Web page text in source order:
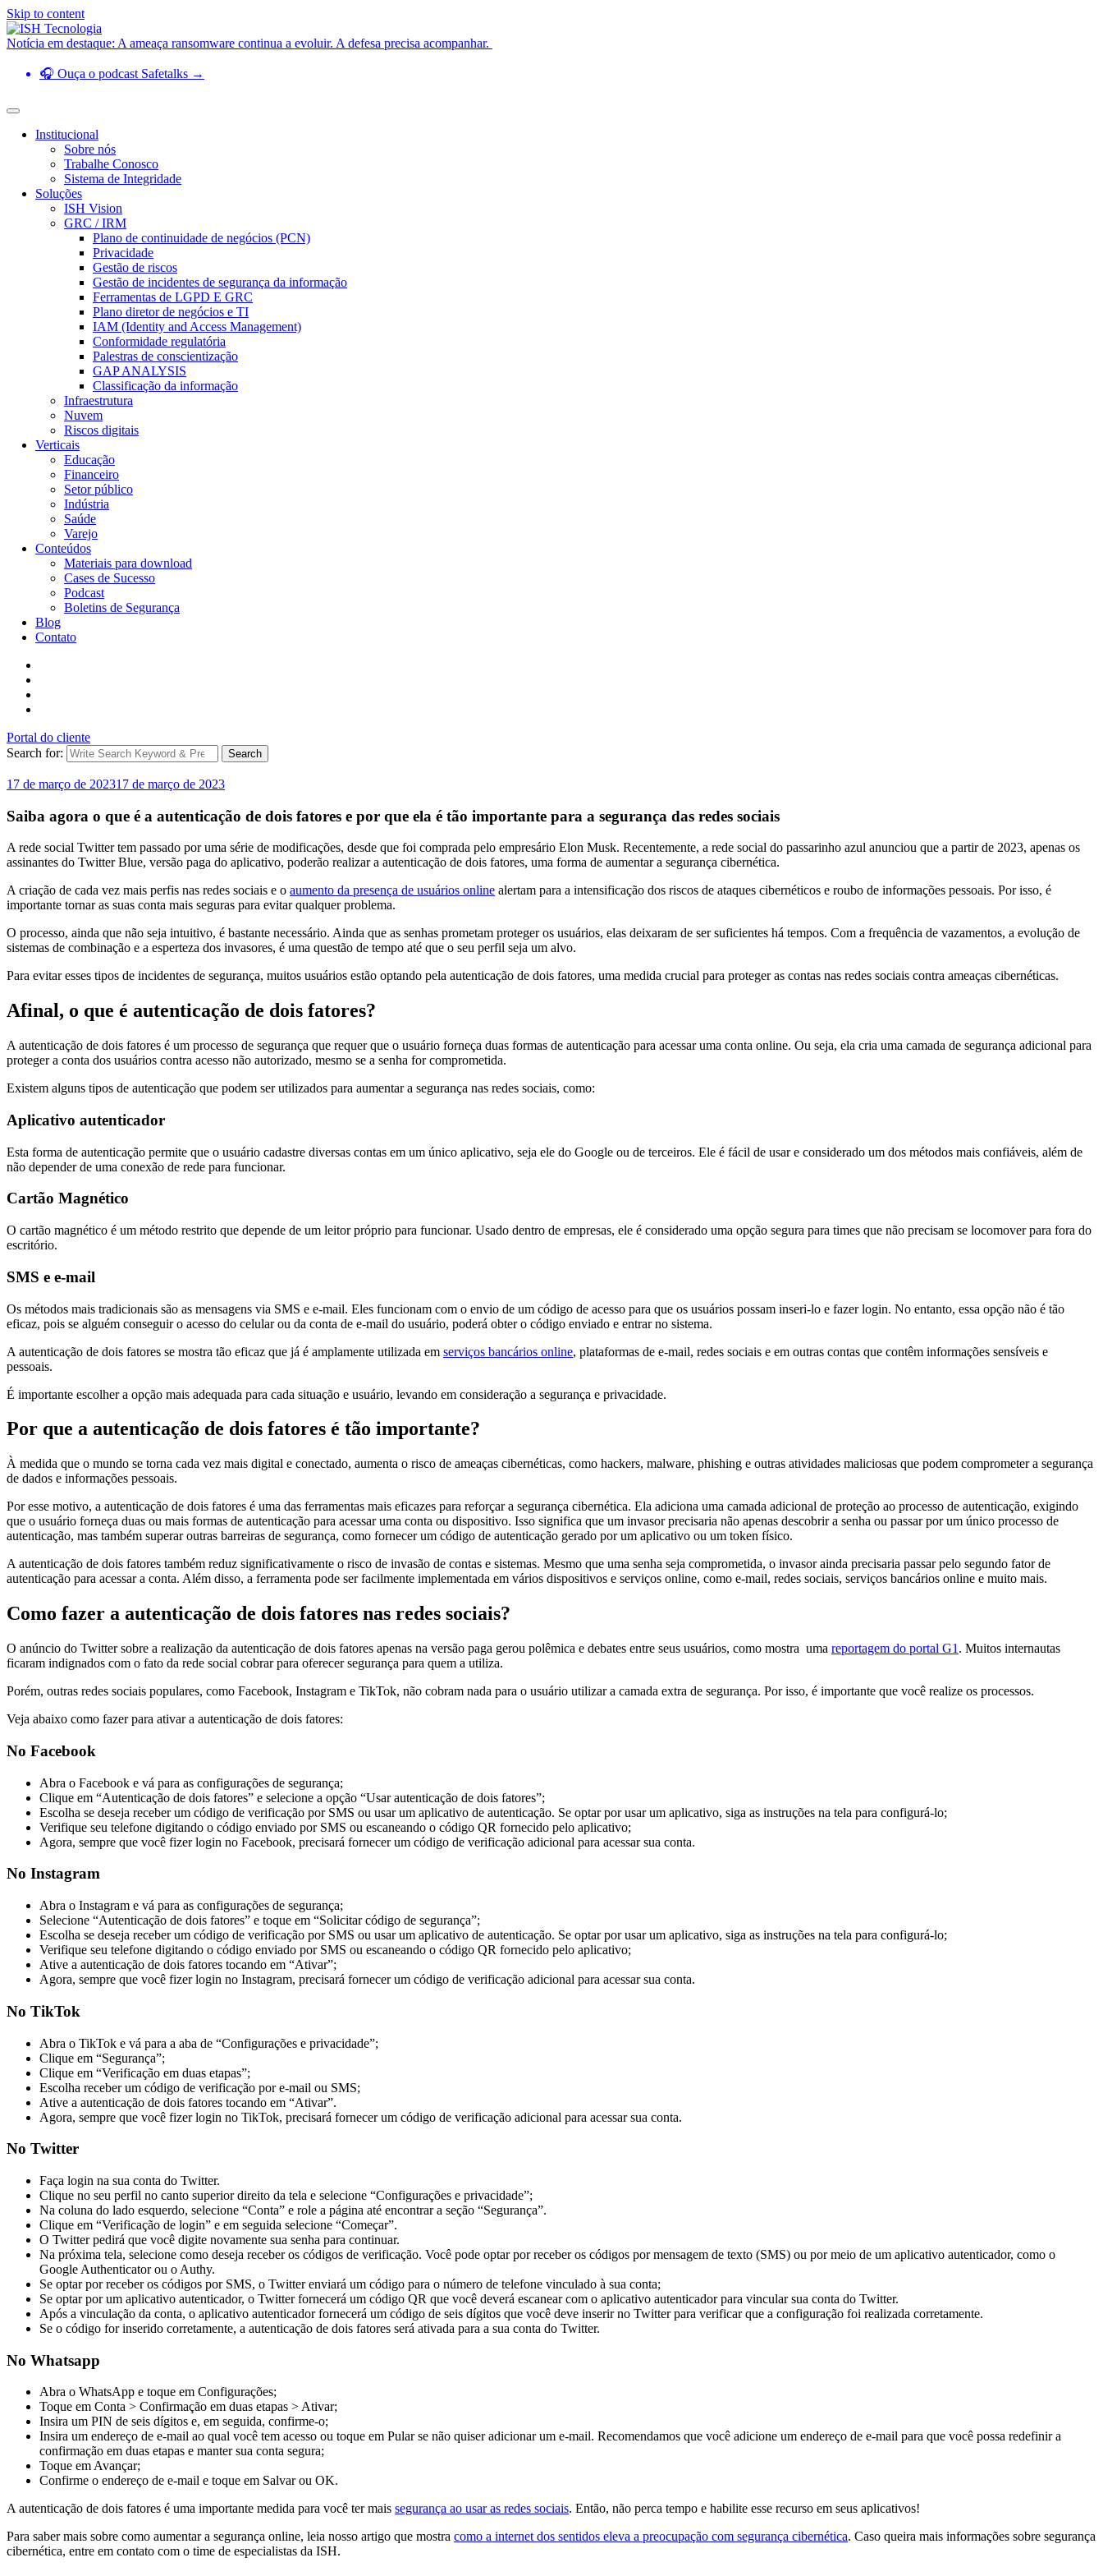
Skip to content
Notícia em destaque: A ameaça ransomware continua a evoluir. A defesa precisa acompanhar.
🎧 Ouça o podcast Safetalks →
Institucional
Sobre nós
Trabalhe Conosco
Sistema de Integridade
Soluções
ISH Vision
GRC / IRM
Plano de continuidade de negócios (PCN)
Privacidade
Gestão de riscos
Gestão de incidentes de segurança da informação
Ferramentas de LGPD E GRC
Plano diretor de negócios e TI
IAM (Identity and Access Management)
Conformidade regulatória
Palestras de conscientização
GAP ANALYSIS
Classificação da informação
Infraestrutura
Nuvem
Riscos digitais
Verticais
Educação
Financeiro
Setor público
Indústria
Saúde
Varejo
Conteúdos
Materiais para download
Cases de Sucesso
Podcast
Boletins de Segurança
Blog
Contato
Portal do cliente
Search for:
Search
17 de março de 202317 de março de 2023
Saiba agora o que é a autenticação de dois fatores e por que ela é tão importante para a segurança das redes sociais
A rede social Twitter tem passado por uma série de modificações, desde que foi comprada pelo empresário Elon Musk. Recentemente, a rede social do passarinho azul anunciou que a partir de 2023, apenas os
assinantes do Twitter Blue, versão paga do aplicativo, poderão realizar a autenticação de dois fatores, uma forma de aumentar a segurança cibernética.
A criação de cada vez mais perfis nas redes sociais e o aumento da presença de usuários online alertam para a intensificação dos riscos de ataques cibernéticos e roubo de informações pessoais. Por isso, é
importante tornar as suas conta mais seguras para evitar qualquer problema.
O processo, ainda que não seja intuitivo, é bastante necessário. Ainda que as senhas prometam proteger os usuários, elas deixaram de ser suficientes há tempos. Com a frequência de vazamentos, a evolução de
sistemas de combinação e a esperteza dos invasores, é uma questão de tempo até que o seu perfil seja um alvo.
Para evitar esses tipos de incidentes de segurança, muitos usuários estão optando pela autenticação de dois fatores, uma medida crucial para proteger as contas nas redes sociais contra ameaças cibernéticas.
Afinal, o que é autenticação de dois fatores?
A autenticação de dois fatores é um processo de segurança que requer que o usuário forneça duas formas de autenticação para acessar uma conta online. Ou seja, ela cria uma camada de segurança adicional para
proteger a conta dos usuários contra acesso não autorizado, mesmo se a senha for comprometida.
Existem alguns tipos de autenticação que podem ser utilizados para aumentar a segurança nas redes sociais, como:
Aplicativo autenticador
Esta forma de autenticação permite que o usuário cadastre diversas contas em um único aplicativo, seja ele do Google ou de terceiros. Ele é fácil de usar e considerado um dos métodos mais confiáveis, além de
não depender de uma conexão de rede para funcionar.
Cartão Magnético
O cartão magnético é um método restrito que depende de um leitor próprio para funcionar. Usado dentro de empresas, ele é considerado uma opção segura para times que não precisam se locomover para fora do
escritório.
SMS e e-mail
Os métodos mais tradicionais são as mensagens via SMS e e-mail. Eles funcionam com o envio de um código de acesso para que os usuários possam inseri-lo e fazer login. No entanto, essa opção não é tão
eficaz, pois se alguém conseguir o acesso do celular ou da conta de e-mail do usuário, poderá obter o código enviado e entrar no sistema.
A autenticação de dois fatores se mostra tão eficaz que já é amplamente utilizada em serviços bancários online, plataformas de e-mail, redes sociais e em outras contas que contêm informações sensíveis e
pessoais.
É importante escolher a opção mais adequada para cada situação e usuário, levando em consideração a segurança e privacidade.
Por que a autenticação de dois fatores é tão importante?
À medida que o mundo se torna cada vez mais digital e conectado, aumenta o risco de ameaças cibernéticas, como hackers, malware, phishing e outras atividades maliciosas que podem comprometer a segurança
de dados e informações pessoais.
Por esse motivo, a autenticação de dois fatores é uma das ferramentas mais eficazes para reforçar a segurança cibernética. Ela adiciona uma camada adicional de proteção ao processo de autenticação, exigindo
que o usuário forneça duas ou mais formas de autenticação para acessar uma conta ou dispositivo. Isso significa que um invasor precisaria não apenas descobrir a senha ou passar por um único processo de
autenticação, mas também superar outras barreiras de segurança, como fornecer um código de autenticação gerado por um aplicativo ou um token físico.
A autenticação de dois fatores também reduz significativamente o risco de invasão de contas e sistemas. Mesmo que uma senha seja comprometida, o invasor ainda precisaria passar pelo segundo fator de
autenticação para acessar a conta. Além disso, a ferramenta pode ser facilmente implementada em vários dispositivos e serviços online, como e-mail, redes sociais, serviços bancários online e muito mais.
Como fazer a autenticação de dois fatores nas redes sociais?
O anúncio do Twitter sobre a realização da autenticação de dois fatores apenas na versão paga gerou polêmica e debates entre seus usuários, como mostra uma reportagem do portal G1 . Muitos internautas
ficaram indignados com o fato da rede social cobrar para oferecer segurança para quem a utiliza.
Porém, outras redes sociais populares, como Facebook, Instagram e TikTok, não cobram nada para o usuário utilizar a camada extra de segurança. Por isso, é importante que você realize os processos.
Veja abaixo como fazer para ativar a autenticação de dois fatores:
No Facebook
Abra o Facebook e vá para as configurações de segurança;
Clique em “Autenticação de dois fatores” e selecione a opção “Usar autenticação de dois fatores”;
Escolha se deseja receber um código de verificação por SMS ou usar um aplicativo de autenticação. Se optar por usar um aplicativo, siga as instruções na tela para configurá-lo;
Verifique seu telefone digitando o código enviado por SMS ou escaneando o código QR fornecido pelo aplicativo;
Agora, sempre que você fizer login no Facebook, precisará fornecer um código de verificação adicional para acessar sua conta.
No Instagram
Abra o Instagram e vá para as configurações de segurança;
Selecione “Autenticação de dois fatores” e toque em “Solicitar código de segurança”;
Escolha se deseja receber um código de verificação por SMS ou usar um aplicativo de autenticação. Se optar por usar um aplicativo, siga as instruções na tela para configurá-lo;
Verifique seu telefone digitando o código enviado por SMS ou escaneando o código QR fornecido pelo aplicativo;
Ative a autenticação de dois fatores tocando em “Ativar”;
Agora, sempre que você fizer login no Instagram, precisará fornecer um código de verificação adicional para acessar sua conta.
No TikTok
Abra o TikTok e vá para a aba de “Configurações e privacidade”;
Clique em “Segurança”;
Clique em “Verificação em duas etapas”;
Escolha receber um código de verificação por e-mail ou SMS;
Ative a autenticação de dois fatores tocando em “Ativar”.
Agora, sempre que você fizer login no TikTok, precisará fornecer um código de verificação adicional para acessar sua conta.
No Twitter
Faça login na sua conta do Twitter.
Clique no seu perfil no canto superior direito da tela e selecione “Configurações e privacidade”;
Na coluna do lado esquerdo, selecione “Conta” e role a página até encontrar a seção “Segurança”.
Clique em “Verificação de login” e em seguida selecione “Começar”.
O Twitter pedirá que você digite novamente sua senha para continuar.
Na próxima tela, selecione como deseja receber os códigos de verificação. Você pode optar por receber os códigos por mensagem de texto (SMS) ou por meio de um aplicativo autenticador, como o
Google Authenticator ou o Authy.
Se optar por receber os códigos por SMS, o Twitter enviará um código para o número de telefone vinculado à sua conta;
Se optar por um aplicativo autenticador, o Twitter fornecerá um código QR que você deverá escanear com o aplicativo autenticador para vincular sua conta do Twitter.
Após a vinculação da conta, o aplicativo autenticador fornecerá um código de seis dígitos que você deve inserir no Twitter para verificar que a configuração foi realizada corretamente.
Se o código for inserido corretamente, a autenticação de dois fatores será ativada para a sua conta do Twitter.
No Whatsapp
Abra o WhatsApp e toque em Configurações;
Toque em Conta > Confirmação em duas etapas > Ativar;
Insira um PIN de seis dígitos e, em seguida, confirme-o;
Insira um endereço de e-mail ao qual você tem acesso ou toque em Pular se não quiser adicionar um e-mail. Recomendamos que você adicione um endereço de e-mail para que você possa redefinir a
confirmação em duas etapas e manter sua conta segura;
Toque em Avançar;
Confirme o endereço de e-mail e toque em Salvar ou OK.
A autenticação de dois fatores é uma importante medida para você ter mais segurança ao usar as redes sociais. Então, não perca tempo e habilite esse recurso em seus aplicativos!
Para saber mais sobre como aumentar a segurança online, leia nosso artigo que mostra como a internet dos sentidos eleva a preocupação com segurança cibernética. Caso queira mais informações sobre segurança
cibernética, entre em contato com o time de especialistas da ISH.